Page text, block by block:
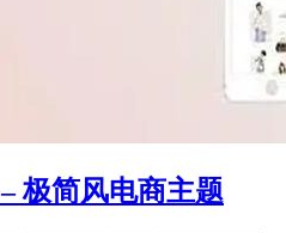
极简风电商主题